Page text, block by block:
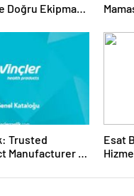
Doğru Ekipman
Trusted
Manufacturer in
Esat